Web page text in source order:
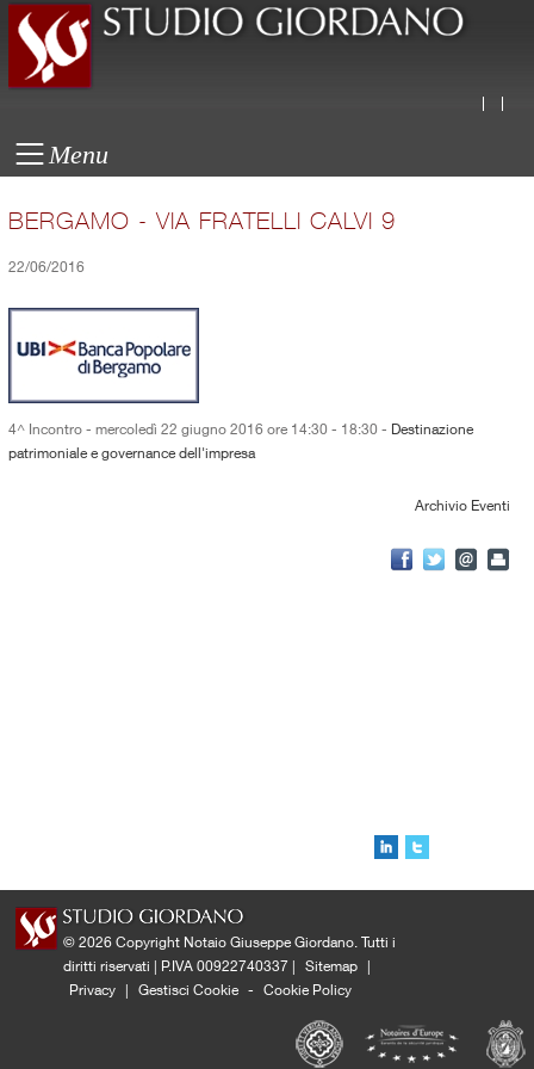
Menu
BERGAMO - VIA FRATELLI CALVI 9
22/06/2016
4^ Incontro - mercoledì 22 giugno 2016 ore 14:30 - 18:30 - Destinazione
patrimoniale e governance dell'impresa
Archivio Eventi
© 2026 Copyright Notaio Giuseppe Giordano. Tutti i
diritti riservati | P.IVA 00922740337 |
Sitemap |
Privacy | Gestisci Cookie - Cookie Policy